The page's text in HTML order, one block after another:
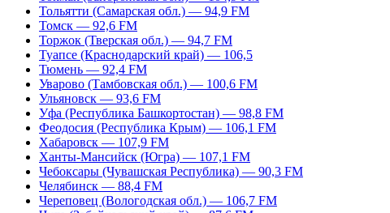
Тольятти (Самарская обл.) — 94,9 FM
Томск — 92,6 FM
Торжок (Тверская обл.) — 94,7 FM
Туапсе (Краснодарский край) — 106,5
Тюмень — 92,4 FM
Уварово (Тамбовская обл.) — 100,6 FM
Ульяновск — 93,6 FM
Уфа (Республика Башкортостан) — 98,8 FM
Феодосия (Республика Крым) — 106,1 FM
Хабаровск — 107,9 FM
Ханты-Мансийск (Югра) — 107,1 FM
Чебоксары (Чувашская Республика) — 90,3 FM
Челябинск — 88,4 FM
Череповец (Вологодская обл.) — 106,7 FM